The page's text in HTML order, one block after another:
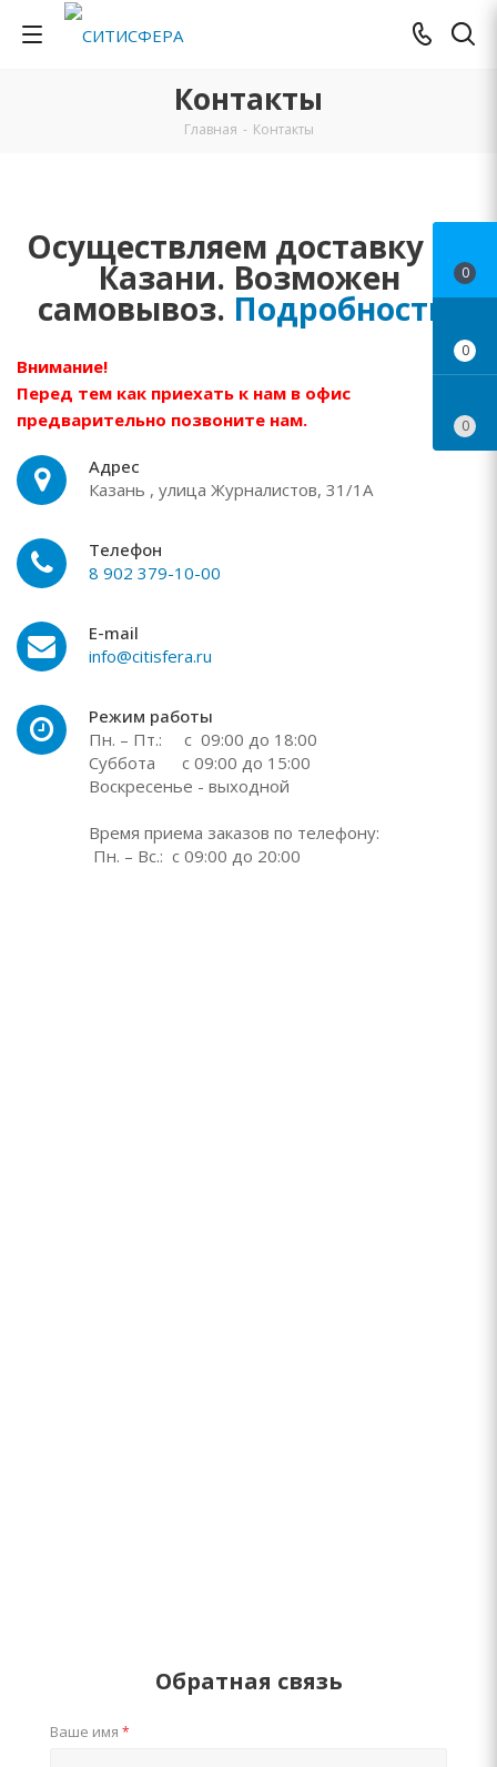
Контакты
Главная - Контакты
Осуществляем доставку по
Казани. Возможен
самовывоз. Подробности.
Внимание!
Перед тем как приехать к нам в офис
предварительно позвоните нам.
Адрес
Казань , улица Журналистов, 31/1А
Телефон
8 902 379-10-00
E-mail
info@citisfera.ru
Режим работы
Пн. – Пт.: с 09:00 до 18:00
Суббота с 09:00 до 15:00
Воскресенье - выходной
Время приема заказов по телефону:
Пн. – Вс.: с 09:00 до 20:00
Обратная связь
Ваше имя *
0
0
0